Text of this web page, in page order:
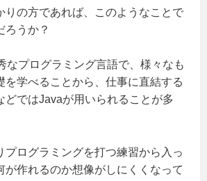
りの方であれば、このようなことで
ろうか？
なプログラミング言語で、様々なも
を学べることから、仕事に直結する
どではJavaが用いられることが多
プログラミングを打つ練習から入っ
が作れるのか想像がしにくくなって